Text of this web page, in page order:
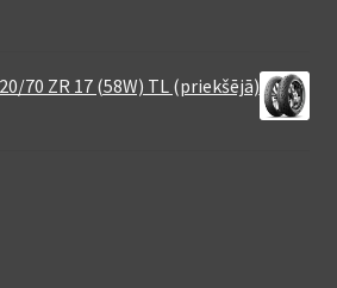
70 ZR 17 (58W) TL (priekšējā)